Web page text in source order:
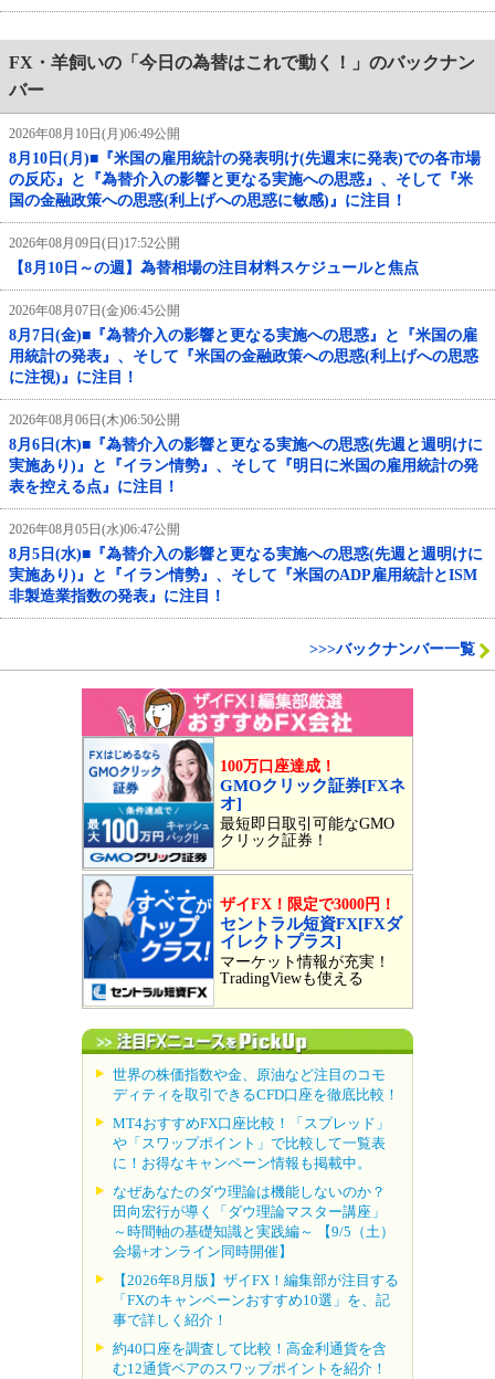
FX・羊飼いの「今日の為替はこれで動く！」のバックナン
バー
2026年08月10日(月)06:49公開
8月10日(月)■『米国の雇用統計の発表明け(先週末に発表)での各市場
の反応』と『為替介入の影響と更なる実施への思惑』、そして『米
国の金融政策への思惑(利上げへの思惑に敏感)』に注目！
2026年08月09日(日)17:52公開
【8月10日～の週】為替相場の注目材料スケジュールと焦点
2026年08月07日(金)06:45公開
8月7日(金)■『為替介入の影響と更なる実施への思惑』と『米国の雇
用統計の発表』、そして『米国の金融政策への思惑(利上げへの思惑
に注視)』に注目！
2026年08月06日(木)06:50公開
8月6日(木)■『為替介入の影響と更なる実施への思惑(先週と週明けに
実施あり)』と『イラン情勢』、そして『明日に米国の雇用統計の発
表を控える点』に注目！
2026年08月05日(水)06:47公開
8月5日(水)■『為替介入の影響と更なる実施への思惑(先週と週明けに
実施あり)』と『イラン情勢』、そして『米国のADP雇用統計とISM
非製造業指数の発表』に注目！
>>>バックナンバー一覧
100万口座達成！
GMOクリック証券[FXネ
オ]
最短即日取引可能なGMO
クリック証券！
ザイFX！限定で3000円！
セントラル短資FX[FXダ
イレクトプラス]
マーケット情報が充実！
TradingViewも使える
世界の株価指数や金、原油など注目のコモ
ディティを取引できるCFD口座を徹底比較！
MT4おすすめFX口座比較！「スプレッド」
や「スワップポイント」で比較して一覧表
に！お得なキャンペーン情報も掲載中。
なぜあなたのダウ理論は機能しないのか？
田向宏行が導く「ダウ理論マスター講座」
～時間軸の基礎知識と実践編～ 【9/5（土）
会場+オンライン同時開催】
【2026年8月版】ザイFX！編集部が注目する
「FXのキャンペーンおすすめ10選」を、記
事で詳しく紹介！
約40口座を調査して比較！高金利通貨を含
む12通貨ペアのスワップポイントを紹介！